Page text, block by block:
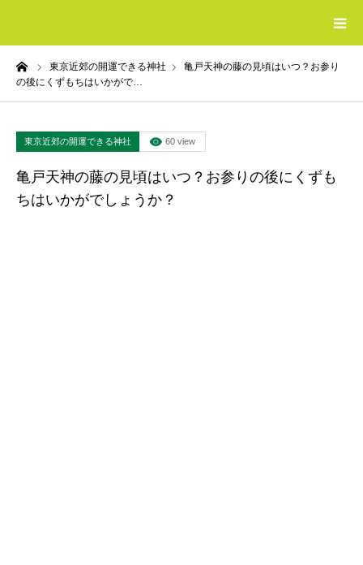
東京近郊の開運できる神社
亀戸天神の藤の見頃はいつ？お参り
の後にくずもちはいかがで…
東京近郊の開運できる神社 60 view
亀戸天神の藤の見頃はいつ？お参りの後にくずも
ちはいかがでしょうか？
HOME
おすすめの婚活サイト